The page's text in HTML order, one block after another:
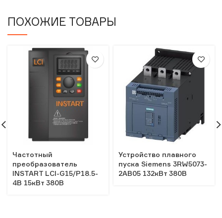
ПОХОЖИЕ ТОВАРЫ
Частотный
преобразователь
INSTART LCI-G15/Р18.5-
4B 15кВт 380В
Устройство плавного
пуска Siemens 3RW5073-
2AB05 132кВт 380В